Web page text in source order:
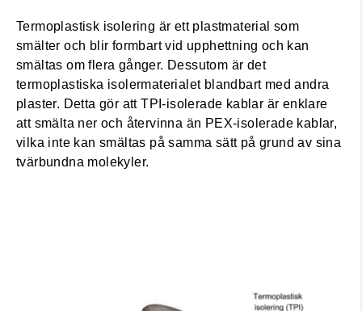
Termoplastisk isolering är ett plastmaterial som
smälter och blir formbart vid upphettning och kan
smältas om flera gånger. Dessutom är det
termoplastiska isolermaterialet blandbart med andra
plaster. Detta gör att TPI-isolerade kablar är enklare
att smälta ner och återvinna än PEX-isolerade kablar,
vilka inte kan smältas på samma sätt på grund av sina
tvärbundna molekyler.